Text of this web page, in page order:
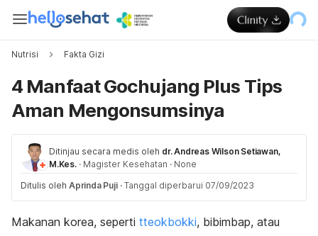
Nutrisi Fakta Gizi
4 Manfaat Gochujang Plus Tips
Aman Mengonsumsinya
Ditinjau secara medis oleh dr. Andreas Wilson Setiawan,
M.Kes. · Magister Kesehatan · None
Ditulis oleh Aprinda Puji · Tanggal diperbarui 07/09/2023
Makanan korea, seperti tteokbokki, bibimbap, atau